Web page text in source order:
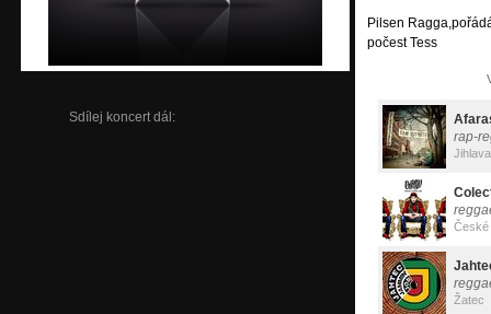
Sdílej koncert dál:
Pilsen
počest Tess
rap-
Jihlava
České
Žatec